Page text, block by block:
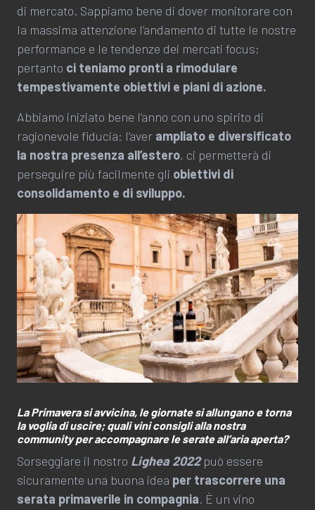
di mercato. Sappiamo bene di dover monitorare con
la massima attenzione l’andamento di tutte le nostre
performance e le tendenze dei mercati focus;
pertanto ci teniamo pronti a rimodulare
tempestivamente obiettivi e piani di azione.
Abbiamo iniziato bene l’anno con uno spirito di
ragionevole fiducia: l’aver ampliato e diversificato
la nostra presenza all’estero, ci permetterà di
perseguire più facilmente gli obiettivi di
consolidamento e di sviluppo.
La Primavera si avvicina, le giornate si allungano e torna
la voglia di uscire; quali vini consigli alla nostra
community per accompagnare le serate all’aria aperta?
Sorseggiare il nostro Lighea 2022può essere
sicuramente una buona idea per trascorrere una
serata primaverile in compagnia. È un vino